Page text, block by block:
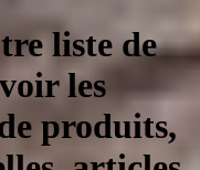
liste de
les
produits,